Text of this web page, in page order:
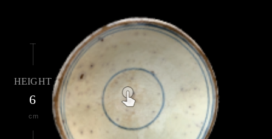
HEIGHT
6
cm